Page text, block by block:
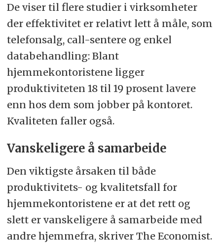
De viser til flere studier i virksomheter
der effektivitet er relativt lett å måle, som
telefonsalg, call-sentere og enkel
databehandling: Blant
hjemmekontoristene ligger
produktiviteten 18 til 19 prosent lavere
enn hos dem som jobber på kontoret.
Kvaliteten faller også.
Vanskeligere å samarbeide
Den viktigste årsaken til både
produktivitets- og kvalitetsfall for
hjemmekontoristene er at det rett og
slett er vanskeligere å samarbeide med
andre hjemmefra, skriver The Economist.